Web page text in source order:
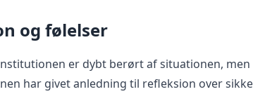
og følelser
er dybt berørt af situationen, men
har givet anledning til refleksion over